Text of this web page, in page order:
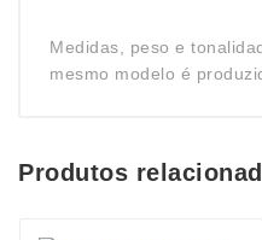
Medidas, peso e
mesmo modelo é
Produtos